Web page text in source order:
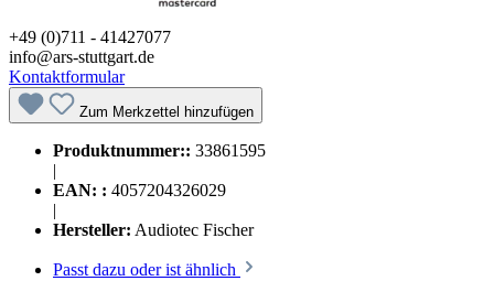
+49 (0)711 - 41427077
info@ars-stuttgart.de
Kontaktformular
Zum Merkzettel hinzufügen
Produktnummer:: 33861595
|
EAN: : 4057204326029
|
Hersteller: Audiotec Fischer
Passt dazu oder ist ähnlich